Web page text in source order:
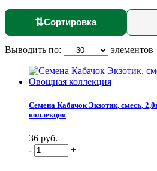
⇅Сортировка
Выводить по: элементов
Семена Кабачок Экзотик, смесь,
коллекция
36 руб.
-
+